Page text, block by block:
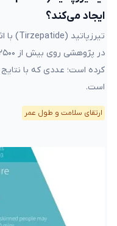
ایجاد می‌کند؟
کرده است؛ عددی که با
است.
ارتقای سلامت و طول عمر